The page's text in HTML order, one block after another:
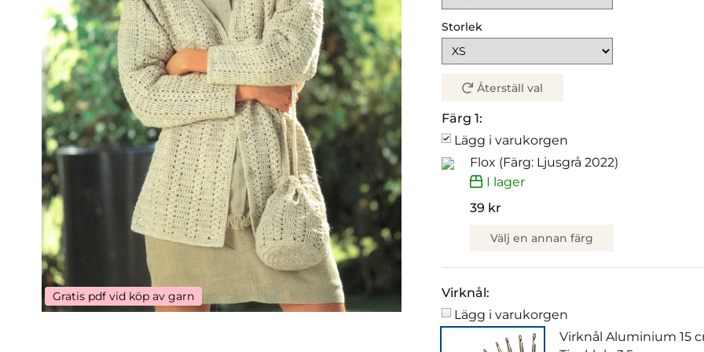
Gratis pdf vid köp av garn
Storlek
Återställ val
Färg 1:
Lägg i varukorgen
Flox (Färg: Ljusgrå 2022)
I lager
39 kr
Välj en annan färg
Virknål:
Lägg i varukorgen
Virknål Aluminium 15